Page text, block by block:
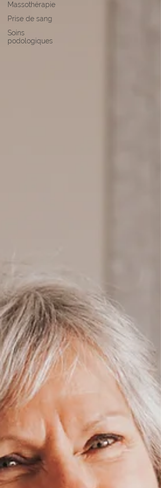
Massothérapie
Prise de sang
Soins
podologiques